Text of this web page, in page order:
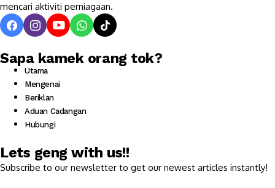
mencari aktiviti perniagaan.
Sapa kamek orang tok?
Utama
Mengenai
Beriklan
Aduan Cadangan
Hubungi
Lets geng with us!!
Subscribe to our newsletter to get our newest articles instantly!